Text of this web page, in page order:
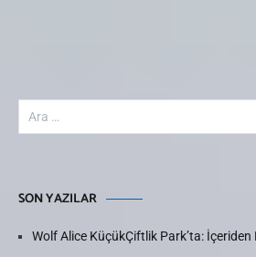
SON YAZILAR
Wolf Alice KüçükÇiftlik Park’ta: İçeriden